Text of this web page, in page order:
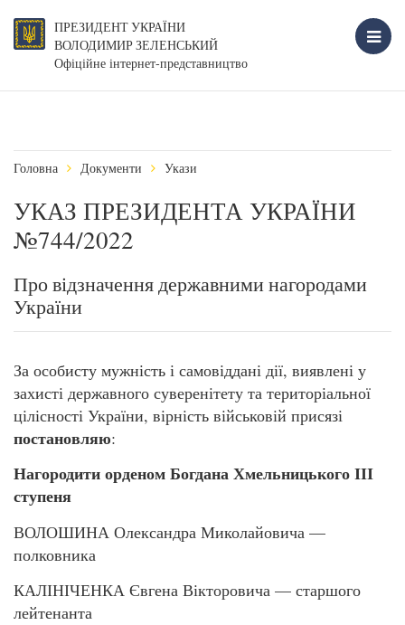
ПРЕЗИДЕНТ УКРАЇНИ
ВОЛОДИМИР ЗЕЛЕНСЬКИЙ
Офіційне інтернет-представництво
Головна Документи Укази
УКАЗ ПРЕЗИДЕНТА УКРАЇНИ
№744/2022
Про відзначення державними нагородами
України
За особисту мужність і самовіддані дії, виявлені у
захисті державного суверенітету та територіальної
цілісності України, вірність військовій присязі
постановляю:
Нагородити орденом Богдана Хмельницького ІІІ
ступеня
ВОЛОШИНА Олександра Миколайовича —
полковника
КАЛІНІЧЕНКА Євгена Вікторовича — старшого
лейтенанта